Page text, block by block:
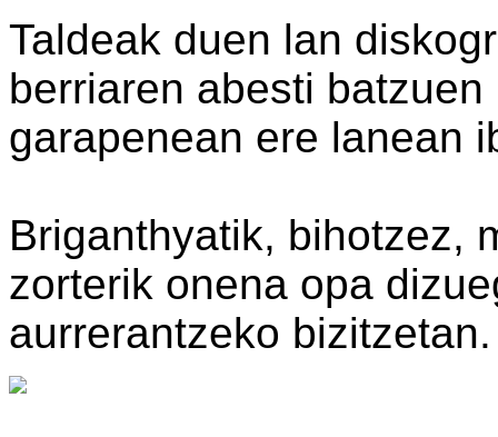
Taldeak duen lan
berriaren abesti batzuen
garapenean ere lanean
Briganthyatik, bihotzez,
zorterik onena opa
aurrerantzeko bizitzetan.